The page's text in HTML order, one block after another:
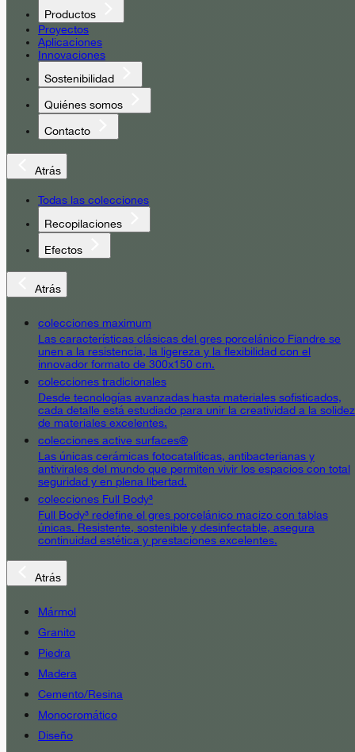
Productos
Proyectos
Aplicaciones
Innovaciones
Sostenibilidad
Quiénes somos
Contacto
Atrás
Todas las colecciones
Recopilaciones
Efectos
Atrás
colecciones maximum
Las características clásicas del gres porcelánico Fiandre se
unen a la resistencia, la ligereza y la flexibilidad con el
innovador formato de 300x150 cm.
colecciones tradicionales
Desde tecnologías avanzadas hasta materiales sofisticados,
cada detalle está estudiado para unir la creatividad a la solidez
de materiales excelentes.
colecciones active surfaces®
Las únicas cerámicas fotocatalíticas, antibacterianas y
antivirales del mundo que permiten vivir los espacios con total
seguridad y en plena libertad.
colecciones Full Body³
Full Body³ redefine el gres porcelánico macizo con tablas
únicas. Resistente, sostenible y desinfectable, asegura
continuidad estética y prestaciones excelentes.
Atrás
Mármol
Granito
Piedra
Madera
Cemento/Resina
Monocromático
Diseño